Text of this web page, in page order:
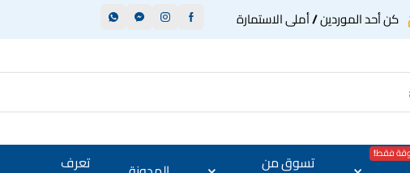
كن أحد الموردين / أملى الاستمارة
فقط! تسوق من تعرف